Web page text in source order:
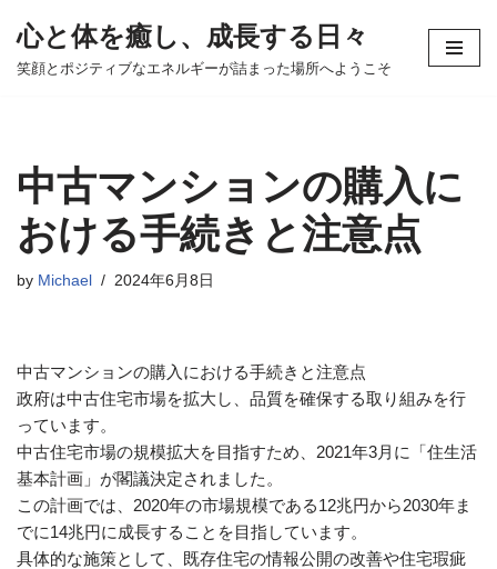
コ
へ
ス
キ
ッ
心と体を癒し、成長する日々
笑顔とポジティブなエネルギーが詰まった場所へようこそ
中古マンションの購入に
おける手続きと注意点
by Michael 2024年6月8日
中古マンションの購入における手続きと注意点
政府は中古住宅市場を拡大し、品質を確保する取り組みを行
っています。
中古住宅市場の規模拡大を目指すため、2021年3月に「住生活
基本計画」が閣議決定されました。
この計画では、2020年の市場規模である12兆円から2030年ま
でに14兆円に成長することを目指しています。
具体的な施策として、既存住宅の情報公開の改善や住宅瑕疵